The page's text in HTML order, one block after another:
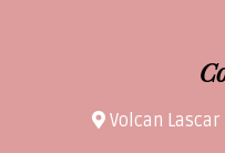
Volcan Lascar